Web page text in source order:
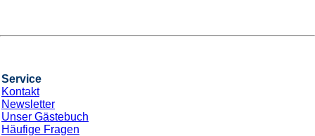
Service
Kontakt
Newsletter
Unser Gästebuch
Häufige Fragen